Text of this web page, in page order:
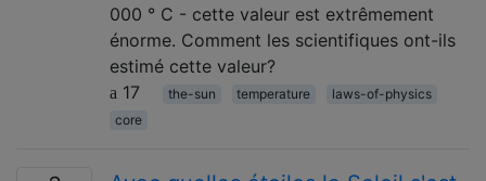
000 ° C - cette valeur est extrêmement
énorme. Comment les scientifiques ont-ils
estimé cette valeur?
17
the-sun temperature
laws-of-physics
core